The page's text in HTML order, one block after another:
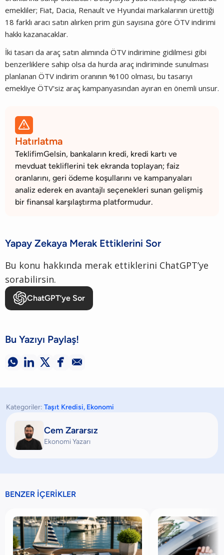
emekliler; Fiat, Dacia, Renault ve Hyundai markalarının ürettiği
18 farklı aracı satın alırken prim gün sayısına göre ÖTV indirimi
hakkı kazanacaklar.
İki tasarı da araç satın alımında ÖTV indirimine gidilmesi gibi
benzerliklere sahip olsa da hurda araç indiriminde sunulması
planlanan ÖTV indirim oranının %100 olması, bu tasarıyı
emekliye ÖTV'siz araç kampanyasından ayıran en önemli unsur.

Hatırlatma
TeklifimGelsin, bankaların kredi, kredi kartı ve
mevduat tekliflerini tek ekranda toplayan; faiz
oranlarını, geri ödeme koşullarını ve kampanyaları
analiz ederek en avantajlı seçenekleri sunan gelişmiş
bir finansal karşılaştırma platformudur.
Yapay Zekaya Merak Ettiklerini Sor
Bu konu hakkında merak ettiklerini ChatGPT’ye
sorabilirsin.
ChatGPT’ye Sor
Bu Yazıyı Paylaş!
    
Kategoriler: Taşıt Kredisi, Ekonomi
Cem Zararsız
Ekonomi Yazarı
BENZER İÇERİKLER